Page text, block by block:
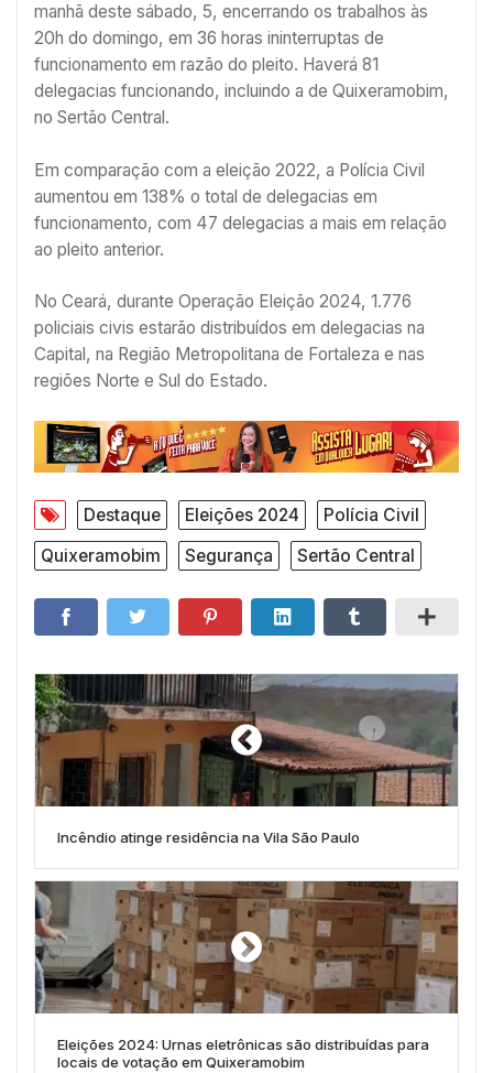
manhã deste sábado, 5, encerrando os trabalhos às
20h do domingo, em 36 horas ininterruptas de
funcionamento em razão do pleito. Haverá 81
delegacias funcionando, incluindo a de Quixeramobim,
no Sertão Central.
Em comparação com a eleição 2022, a Polícia Civil
aumentou em 138% o total de delegacias em
funcionamento, com 47 delegacias a mais em relação
ao pleito anterior.
No Ceará, durante Operação Eleição 2024, 1.776
policiais civis estarão distribuídos em delegacias na
Capital, na Região Metropolitana de Fortaleza e nas
regiões Norte e Sul do Estado.
Destaque Eleições 2024
Polícia Civil
Quixeramobim
Segurança Sertão Central
Incêndio atinge residência na Vila São Paulo
Eleições 2024: Urnas eletrônicas são distribuídas para
locais de votação em Quixeramobim